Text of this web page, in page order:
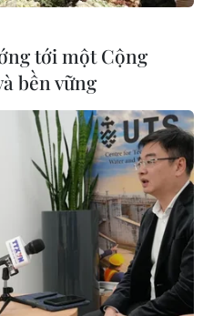
đối tượng hiện đang ở
sẽ bị bắt giữ trong
tới một Cộng
bền vững